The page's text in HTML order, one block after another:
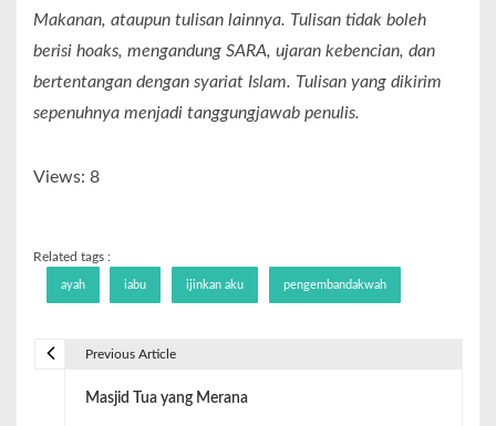
Makanan, ataupun tulisan lainnya. Tulisan tidak boleh
berisi hoaks, mengandung SARA, ujaran kebencian, dan
bertentangan dengan syariat Islam. Tulisan yang dikirim
sepenuhnya menjadi tanggungjawab penulis.
Views: 8
Related tags :
ayah iabu ijinkan aku pengembandakwah
Previous Article
Masjid Tua yang Merana